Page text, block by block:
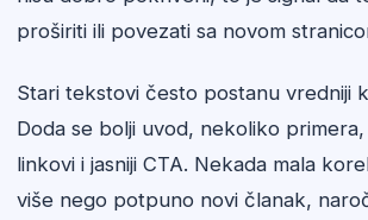
proširiti ili povezati sa novom
Stari tekstovi često postanu vredniji
Doda se bolji uvod, nekoliko
linkovi i jasniji CTA. Nekada mala
više nego potpuno novi članak,